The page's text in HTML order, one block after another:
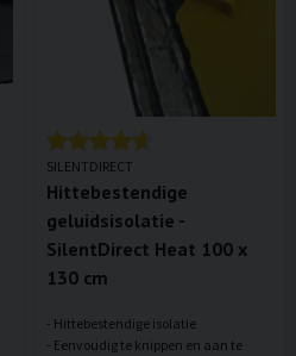
SILENTDIRECT
Hittebestendige
geluidsisolatie -
SilentDirect Heat 100 x
130 cm
- Hittebestendige isolatie
- Eenvoudig te knippen en aan te